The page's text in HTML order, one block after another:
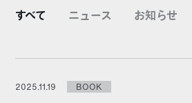
すべて ニュース お知らせ
2025.11.19 BOOK